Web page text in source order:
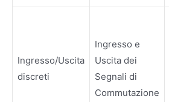
Ingresso/Uscita
discreti
Ingresso e
Uscita dei
Segnali di
Commutazione